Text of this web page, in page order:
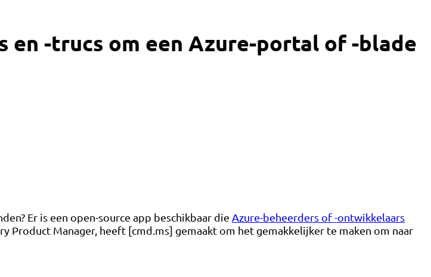
-trucs om een ​​Azure-portal of -blade
Er is een open-source app beschikbaar die Azure-beheerders of -ontwikkelaars
Product Manager, heeft [cmd.ms] gemaakt om het gemakkelijker te maken om naar